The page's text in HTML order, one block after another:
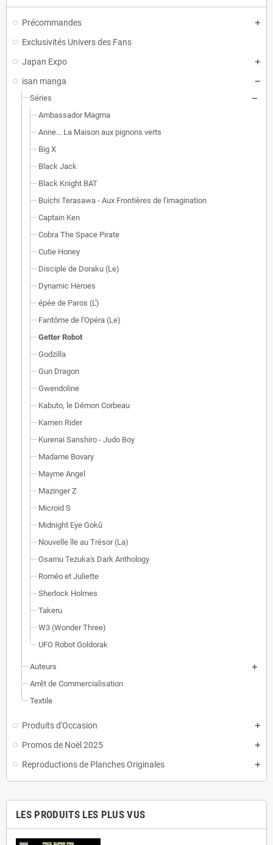
Précommandes
Exclusivités Univers des Fans
Japan Expo
isan manga
Séries
Ambassador Magma
Anne... La Maison aux pignons verts
Big X
Black Jack
Black Knight BAT
Buichi Terasawa - Aux Frontières de l'imagination
Captain Ken
Cobra The Space Pirate
Cutie Honey
Disciple de Doraku (Le)
Dynamic Heroes
épée de Paros (L')
Fantôme de l'Opéra (Le)
Getter Robot
Godzilla
Gun Dragon
Gwendoline
Kabuto, le Démon Corbeau
Kamen Rider
Kurenai Sanshiro - Judo Boy
Madame Bovary
Mayme Angel
Mazinger Z
Microid S
Midnight Eye Gokû
Nouvelle île au Trésor (La)
Osamu Tezuka's Dark Anthology
Roméo et Juliette
Sherlock Holmes
Takeru
W3 (Wonder Three)
UFO Robot Goldorak
Auteurs
Arrêt de Commercialisation
Textile
Produits d'Occasion
Promos de Noël 2025
Reproductions de Planches Originales
LES PRODUITS LES PLUS VUS